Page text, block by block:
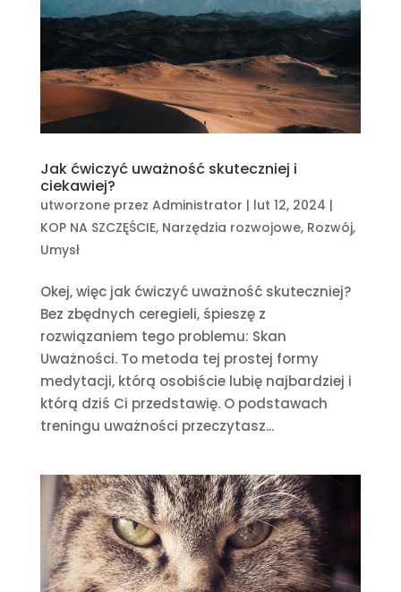
Jak ćwiczyć uważność skuteczniej i
ciekawiej?
utworzone przez Administrator | lut 12, 2024 |
KOP NA SZCZĘŚCIE, Narzędzia rozwojowe, Rozwój,
Umysł
Okej, więc jak ćwiczyć uważność skuteczniej?
Bez zbędnych ceregieli, śpieszę z
rozwiązaniem tego problemu: Skan
Uważności. To metoda tej prostej formy
medytacji, którą osobiście lubię najbardziej i
którą dziś Ci przedstawię. O podstawach
treningu uważności przeczytasz...